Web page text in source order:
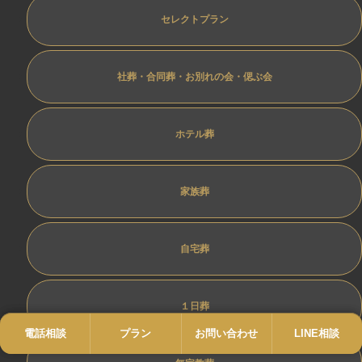
セレクトプラン
社葬・合同葬・お別れの会・偲ぶ会
ホテル葬
家族葬
自宅葬
１日葬
電話 プラン お問い合わせ LINE
電話相談 プラン お問い合わせ LINE相談